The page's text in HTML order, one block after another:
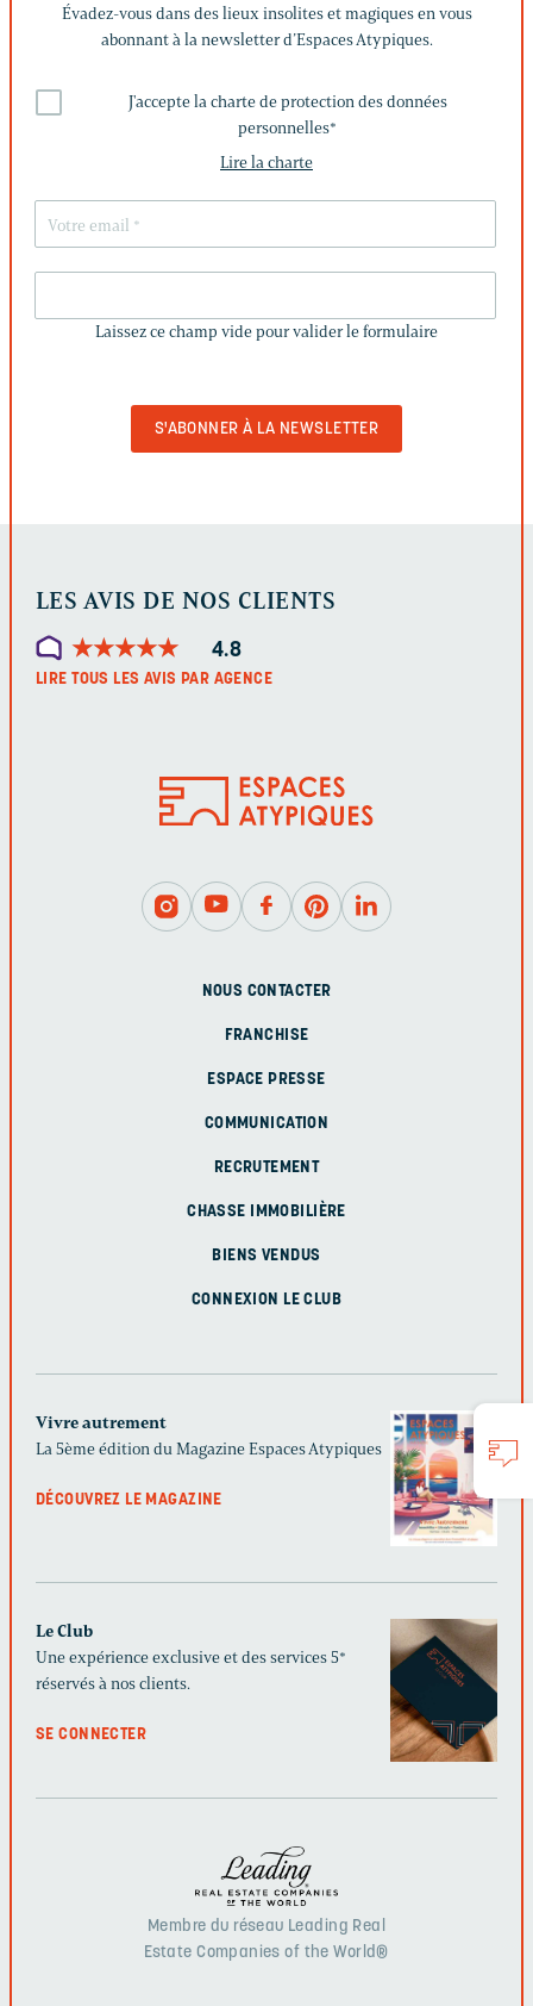
Évadez-vous dans des lieux insolites et magiques en vous
abonnant à la newsletter d’Espaces Atypiques.
J'accepte la charte de protection des données
personnelles*
Lire la charte
CHAMP
Laissez ce champ vide pour valider le formulaire
LES AVIS DE NOS CLIENTS
★★★★★
★★★★★ 4.8
LIRE TOUS LES AVIS PAR AGENCE
NOUS CONTACTER
FRANCHISE
ESPACE PRESSE
COMMUNICATION
RECRUTEMENT
CHASSE IMMOBILIÈRE
BIENS VENDUS
CONNEXION LE CLUB
Vivre autrement
La 5ème édition du Magazine Espaces Atypiques
DÉCOUVREZ LE MAGAZINE
Le Club
Une expérience exclusive et des services 5*
réservés à nos clients.
SE CONNECTER
Membre du réseau Leading Real
Estate Companies of the World®